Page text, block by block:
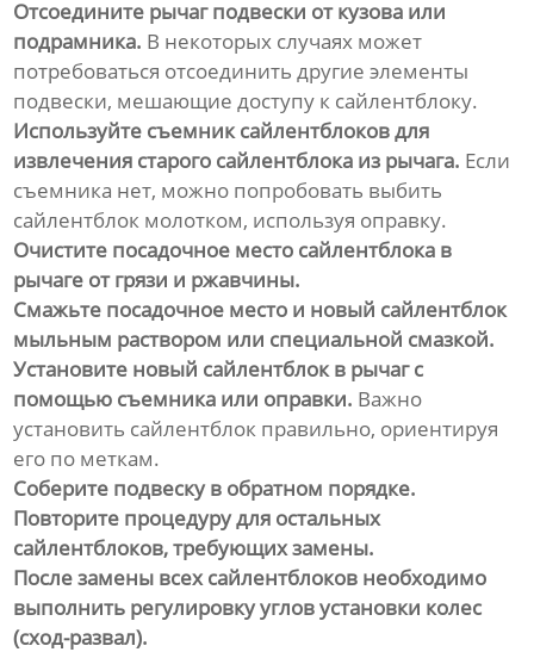
Отсоедините рычаг подвески от кузова или
подрамника. В некоторых случаях может
потребоваться отсоединить другие элементы
подвески, мешающие доступу к сайлентблоку.
Используйте съемник сайлентблоков для
извлечения старого сайлентблока из рычага. Если
съемника нет, можно попробовать выбить
сайлентблок молотком, используя оправку.
Очистите посадочное место сайлентблока в
рычаге от грязи и ржавчины.
Смажьте посадочное место и новый сайлентблок
мыльным раствором или специальной смазкой.
Установите новый сайлентблок в рычаг с
помощью съемника или оправки. Важно
установить сайлентблок правильно, ориентируя
его по меткам.
Соберите подвеску в обратном порядке.
Повторите процедуру для остальных
сайлентблоков, требующих замены.
После замены всех сайлентблоков необходимо
выполнить регулировку углов установки колес
(сход-развал).